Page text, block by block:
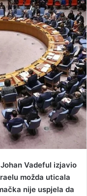
Vadeful izjavio
možda uticala
nije uspjela da